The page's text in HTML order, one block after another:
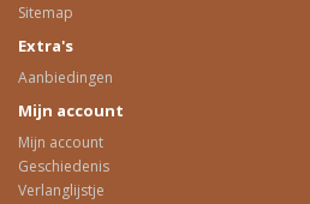
Sitemap
Extra's
Aanbiedingen
Mijn account
Mijn account
Geschiedenis
Verlanglijstje